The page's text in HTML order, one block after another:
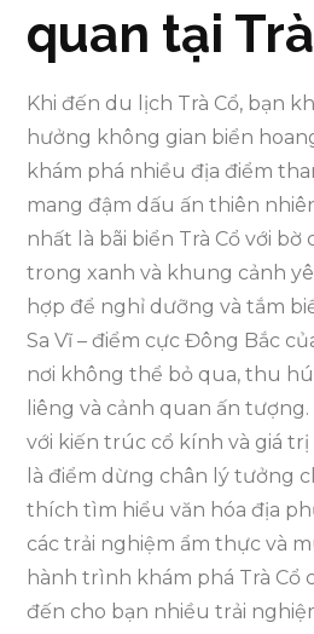
quan tại
Khi đến du lịch Trà Cổ, bạn
hưởng không gian biển
khám phá nhiều địa điểm
mang đậm dấu ấn thiên
nhất là bãi biển Trà Cổ với bờ
trong xanh và khung cảnh
hợp để nghỉ dưỡng và tắm
Sa Vĩ – điểm cực Đông Bắc
nơi không thể bỏ qua, thu
liêng và cảnh quan ấn tượng.
với kiến trúc cổ kính và giá
là điểm dừng chân lý tưởng
thích tìm hiểu văn hóa địa
các trải nghiệm ẩm thực và
hành trình khám phá Trà Cổ
đến cho bạn nhiều trải